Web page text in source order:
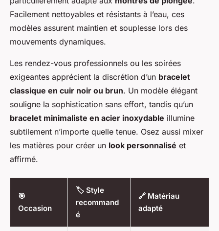
Facilement nettoyables et résistants à l’eau, ces
modèles assurent maintien et souplesse lors des
mouvements dynamiques.
Les rendez-vous professionnels ou les soirées
exigeantes apprécient la discrétion d’un bracelet
classique en cuir noir ou brun. Un modèle élégant
souligne la sophistication sans effort, tandis qu’un
bracelet minimaliste en acier inoxydable illumine
subtilement n’importe quelle tenue. Osez aussi mixer
les matières pour créer un look personnalisé et
affirmé.
🎯
Occasion
🏷️ Style
recommand
é
🔗 Matériau
adapté